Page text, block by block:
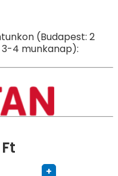
(Budapest: 2
4 munkanap):
Ft
+